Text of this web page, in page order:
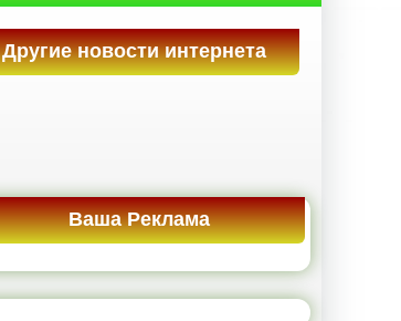
Другие новости интернета
Ваша Реклама